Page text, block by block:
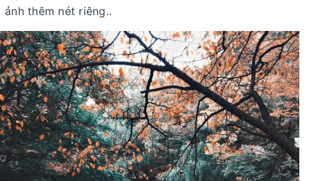
ảnh thêm nét riêng..